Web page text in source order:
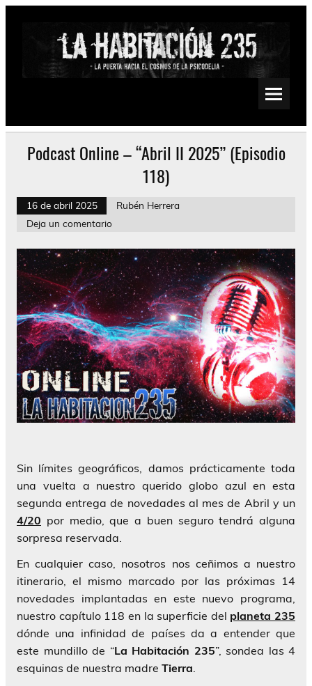
Saltar
Psychedelic, Stoner, Doom, Sludge, Fuzz, Space, Drone
Podcast Online – “Abril II 2025” (Episodio
118)
16 de abril 2025
Rubén Herrera
Deja un comentario
Sin límites geográficos, damos prácticamente toda
una vuelta a nuestro querido globo azul en esta
segunda entrega de novedades al mes de Abril y un
4/20 por medio, que a buen seguro tendrá alguna
sorpresa reservada.
En cualquier caso, nosotros nos ceñimos a nuestro
itinerario, el mismo marcado por las próximas 14
novedades implantadas en este nuevo programa,
nuestro capítulo 118 en la superficie del planeta 235
dónde una infinidad de países da a entender que
este mundillo de “La Habitación 235”, sondea las 4
esquinas de nuestra madre Tierra.